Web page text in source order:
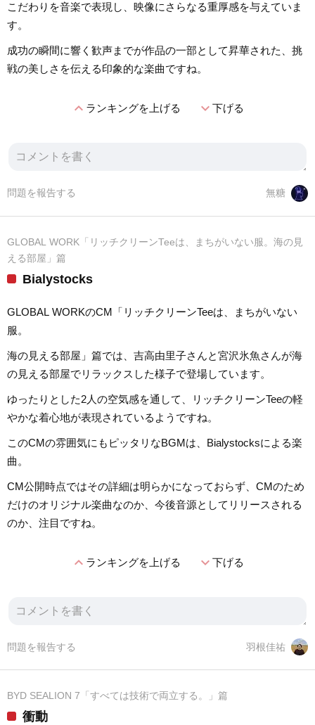
こだわりを音楽で表現し、映像にさらなる重厚感を与えていま
す。
成功の瞬間に響く歓声までが作品の一部として昇華された、挑
戦の美しさを伝える印象的な楽曲ですね。
expand_lessランキングを上げる expand_more下げる
無糖
問題を報告する
GLOBAL WORK「リッチクリーンTeeは、まちがいない服。海の見
える部屋」篇
Bialystocks
GLOBAL WORKのCM「リッチクリーンTeeは、まちがいない
服。
海の見える部屋」篇では、吉高由里子さんと宮沢氷魚さんが海
の見える部屋でリラックスした様子で登場しています。
ゆったりとした2人の空気感を通して、リッチクリーンTeeの軽
やかな着心地が表現されているようですね。
このCMの雰囲気にもピッタリなBGMは、Bialystocksによる楽
曲。
CM公開時点ではその詳細は明らかになっておらず、CMのため
だけのオリジナル楽曲なのか、今後音源としてリリースされる
のか、注目ですね。
expand_lessランキングを上げる expand_more下げる
羽根佳祐
問題を報告する
BYD SEALION 7「すべては技術で両立する。」篇
衝動